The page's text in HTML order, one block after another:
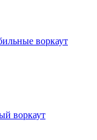
воркаут
воркаут